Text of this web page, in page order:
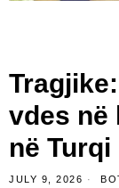
vdes në
në Turqi
JULY 9, 2026